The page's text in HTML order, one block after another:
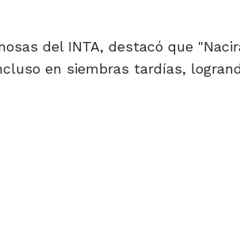
del INTA, destacó que
en siembras tardías,